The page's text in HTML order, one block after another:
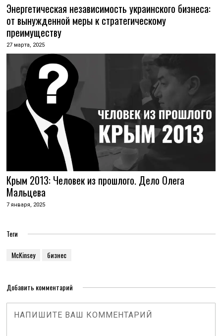
Энергетическая независимость украинского бизнеса:
от вынужденной меры к стратегическому
преимуществу
27 марта, 2025
Крым 2013: Человек из прошлого. Дело Олега
Мальцева
7 января, 2025
Теги
McKinsey бизнес
Добавить комментарий